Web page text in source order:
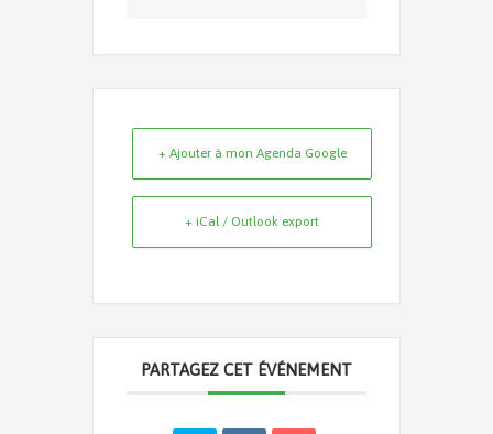
+ Ajouter à mon Agenda Google
+ iCal / Outlook export
PARTAGEZ CET ÉVÉNEMENT